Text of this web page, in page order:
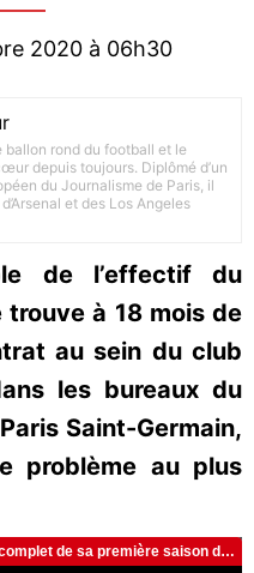
2020 à 06h30
ballon rond du football et le
depuis toujours. Diplômé d’un
du Journalisme de Paris, il
et des Los Angeles
de l’effectif du
trouve à 18 mois de
au sein du club
les bureaux du
Saint-Germain,
problème au plus